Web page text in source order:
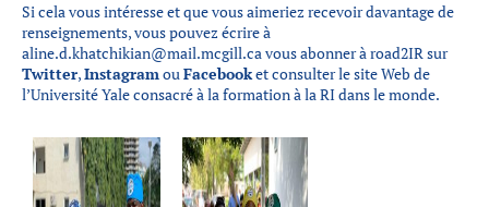
Si cela vous intéresse et que vous aimeriez recevoir davantage de
renseignements, vous pouvez écrire à
aline.d.khatchikian@mail.mcgill.ca vous abonner à road2IR sur
Twitter,InstagramouFacebooket consulter le site Web de
l’Université Yale consacré à la formation à la RI dans le monde.